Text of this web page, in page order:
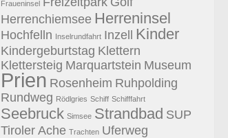
Fraueninsel
Herrenchiemsee Herreninsel
Hochfelln Inselrundfahrt Inzell Kinder
Kindergeburtstag Klettern
Klettersteig Marquartstein Museum
Prien Rosenheim Ruhpolding
Rundweg Rödlgries Schiff Schifffahrt
Seebruck Simsee Strandbad SUP
Tiroler Ache Trachten Uferweg